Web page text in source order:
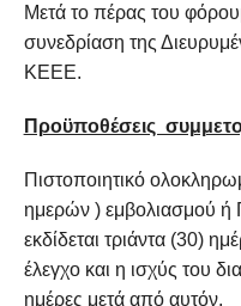
Μετά το πέρας του
συνεδρίαση της
ΚΕΕΕ.
Προϋποθέσεις
Πιστοποιητικό
ημερών ) εμβολιασμού ή
εκδίδεται τριάντα (30)
έλεγχο και η ισχύς του
ημέρες μετά από αυτόν.